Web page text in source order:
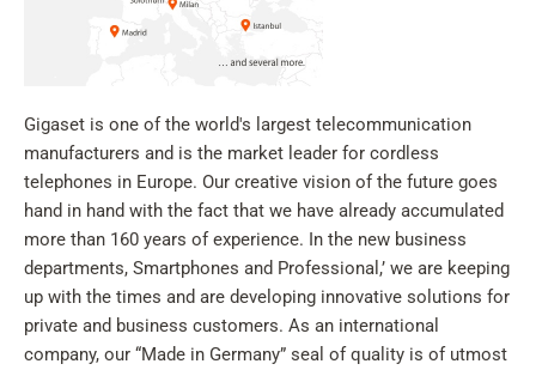
Gigaset is one of the world's largest telecommunication
manufacturers and is the market leader for cordless
telephones in Europe. Our creative vision of the future goes
hand in hand with the fact that we have already accumulated
more than 160 years of experience. In the new business
departments, Smartphones and Professional,’ we are keeping
up with the times and are developing innovative solutions for
private and business customers. As an international
company, our “Made in Germany” seal of quality is of utmost